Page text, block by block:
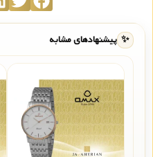
✨ پیشنهادهای مشابه